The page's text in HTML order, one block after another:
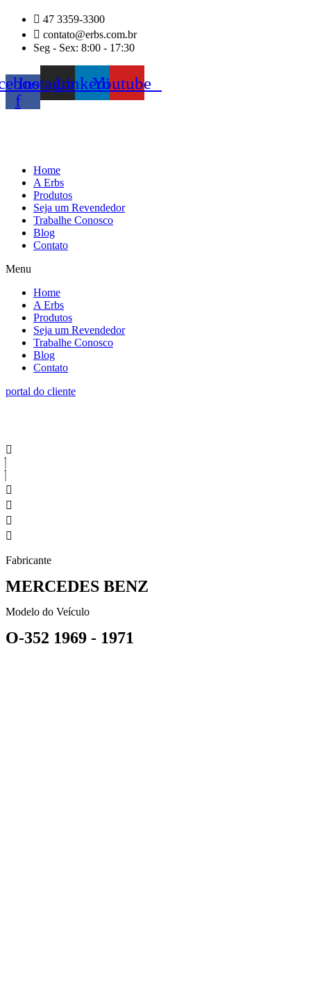
conteúdo
47 3359-3300
contato@erbs.com.br
Seg - Sex: 8:00 - 17:30
f
InstagramLinkedinYoutube
Home
A Erbs
Produtos
Seja um Revendedor
Trabalhe Conosco
Blog
Contato
Menu
Home
A Erbs
Produtos
Seja um Revendedor
Trabalhe Conosco
Blog
Contato
portal do cliente
Fabricante
MERCEDES BENZ
Modelo do Veículo
O-352 1969 - 1971